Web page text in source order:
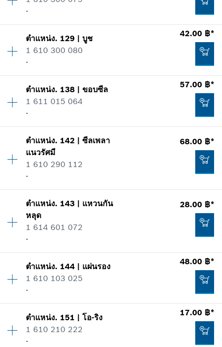
57.00 ฿*
เพิ่มในตะกร้าสินค้า
รายการการใช้
แสดงในรูป
13.00 ฿*
-
ปริมาณ 1
ราคากลุ่ม: 16
รายการการใช้
แสดงในรูป
55.00 ฿*
เพิ่มในตะกร้าสินค้า
ตำแหน่ง. 129 |บูช
1 610 300 080
-
42.00 ฿*
ราคากลุ่ม:16
แสดงในรูป
42.00 ฿*
*ราคาทั้งหมดไม่รวมภาษีมูลค่าเพิ่ม
ตำแหน่ง. 138 |ขอบซีล
1 611 015 064
-
57.00 ฿*
ปริมาณ 1
ราคากลุ่ม
ข้อมูลชิ้นส่วนอะไหล่
แสดงในรูป
57.00 ฿*
ราคาทั้งหมดไม่รวมภาษีมูลค่าเพิ่ม
ตำแหน่ง. 142 |ซีลเพลา
แนวรัศมี
1 610 290 112
-
68.00 ฿*
ปริมาณ 1
ราคากลุ่ม
ข้อมูลชิ้นส่วนอะไหล่
แสดงในรูป
68.00 ฿*
ตำแหน่ง. 143 | แหวนกัน
หลุด
1 614 601 072
-
28.00 ฿*
ปริมาณ 1
ราคากลุ่ม: 13
รายการการใช้
แสดงในรูป
ตำแหน่ง. 144 | แผ่นรอง
1 610 103 025
-
48.00 ฿*
ปริมาณ 1
ราคากลุ่ม: 15
ตำแหน่ง. 151 |โอ-ริง
1 610 210 222
-
17.00 ฿*